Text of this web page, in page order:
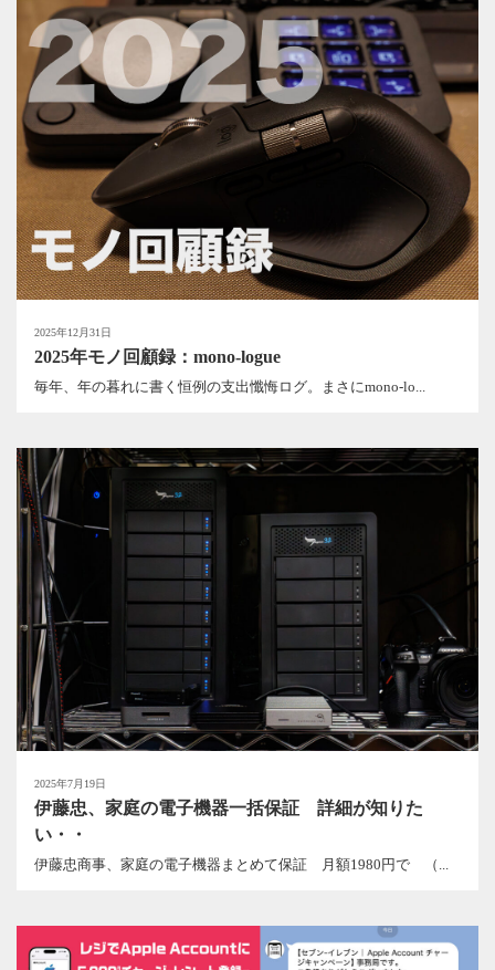
2025年12月31日
2025年モノ回顧録：mono-logue
毎年、年の暮れに書く恒例の支出懺悔ログ。まさにmono-lo...
2025年7月19日
伊藤忠、家庭の電子機器一括保証 詳細が知りた
い・・
伊藤忠商事、家庭の電子機器まとめて保証 月額1980円で （...